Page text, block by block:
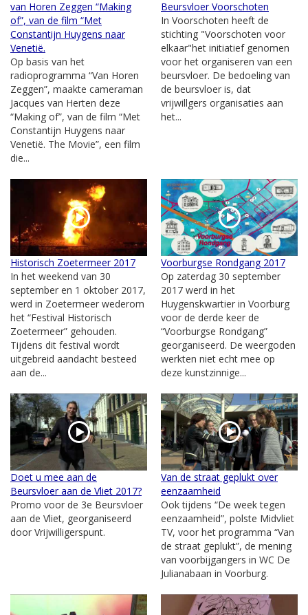
van Horen Zeggen “Making
of”, van de film “Met
Constantijn Huygens naar
Venetië.
Op basis van het
radioprogramma “Van Horen
Zeggen”, maakte cameraman
Jacques van Herten deze
“Making of”, van de film “Met
Constantijn Huygens naar
Venetië. The Movie”, een film
die...
Beursvloer Voorschoten
In Voorschoten heeft de
stichting "Voorschoten voor
elkaar"het initiatief genomen
voor het organiseren van een
beursvloer. De bedoeling van
de beursvloer is, dat
vrijwillgers organisaties aan
het...
Historisch Zoetermeer 2017
In het weekend van 30
september en 1 oktober 2017,
werd in Zoetermeer wederom
het “Festival Historisch
Zoetermeer” gehouden.
Tijdens dit festival wordt
uitgebreid aandacht besteed
aan de...
Voorburgse Rondgang 2017
Op zaterdag 30 september
2017 werd in het
Huygenskwartier in Voorburg
voor de derde keer de
“Voorburgse Rondgang”
georganiseerd. De weergoden
werkten niet echt mee op
deze kunstzinnige...
Doet u mee aan de
Beursvloer aan de Vliet 2017?
Promo voor de 3e Beursvloer
aan de Vliet, georganiseerd
door Vrijwilligerspunt.
Van de straat geplukt over
eenzaamheid
Ook tijdens “De week tegen
eenzaamheid”, polste Midvliet
TV, voor het programma “Van
de straat geplukt”, de mening
van voorbijgangers in WC De
Julianabaan in Voorburg.